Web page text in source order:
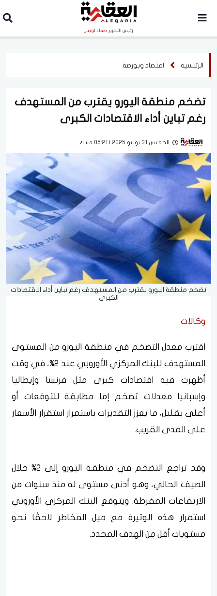
رئيس التحرير صفاء لويس
الرئيسية اقتصاد وبورصة
تضخم منطقة اليورو يقترب من المستهدف
رغم تباين أداء الاقتصادات الكبرى
الخميس 31 يوليو 2025 | 05:21 مساءً
تضخم منطقة اليورو يقترب من المستهدف رغم تباين أداء الاقتصادات
الكبرى
وكالات
اقترب معدل التضخم في منطقة اليورو من المستوى
المستهدف للبنك المركزي الأوروبي عند 2%، في وقت
أظهرت فيه اقتصادات كبرى مثل فرنسا وإيطاليا
وإسبانيا معدلات تضخم إما مطابقة للتوقعات أو
أعلى بقليل، ما يعزز التقديرات باستمرار استقرار الأسعار
على المدى القريب.
وقد تراجع التضخم في منطقة اليورو إلى 2% خلال
الصيف الحالي، وهو أدنى مستوى له منذ سنوات من
الارتفاعات المفرطة. ويتوقع البنك المركزي الأوروبي
استمرار هذه الوتيرة مع ميل المخاطر لاحقًا نحو
مستويات أقل من الهدف المحدد.